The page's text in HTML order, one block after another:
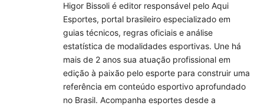
Higor Bissoli é editor responsável pelo Aqui
Esportes, portal brasileiro especializado em
guias técnicos, regras oficiais e análise
estatística de modalidades esportivas. Une há
mais de 2 anos sua atuação profissional em
edição à paixão pelo esporte para construir uma
referência em conteúdo esportivo aprofundado
no Brasil. Acompanha esportes desde a